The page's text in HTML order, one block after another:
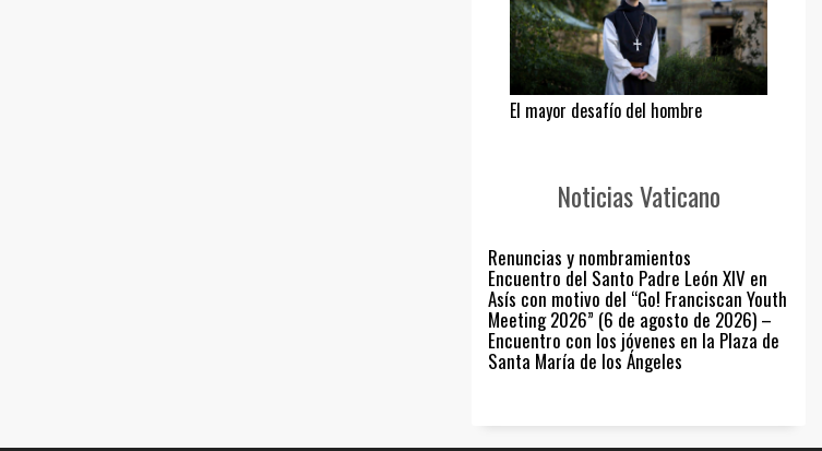
El mayor desafío del hombre
Noticias Vaticano
Renuncias y nombramientos
Encuentro del Santo Padre León XIV en
Asís con motivo del “Go! Franciscan Youth
Meeting 2026” (6 de agosto de 2026) –
Encuentro con los jóvenes en la Plaza de
Santa María de los Ángeles